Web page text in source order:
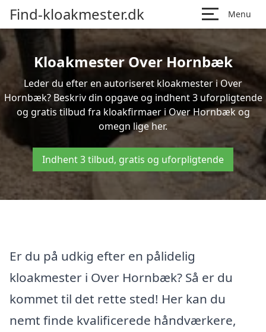
Find-kloakmester.dk Menu
Kloakmester Over Hornbæk
Leder du efter en autoriseret kloakmester i Over
Hornbæk? Beskriv din opgave og indhent 3 uforpligtende
og gratis tilbud fra kloakfirmaer i Over Hornbæk og
omegn lige her.
Indhent 3 tilbud, gratis og uforpligtende
Er du på udkig efter en pålidelig
kloakmester i Over Hornbæk? Så er du
kommet til det rette sted! Her kan du
nemt finde kvalificerede håndværkere,